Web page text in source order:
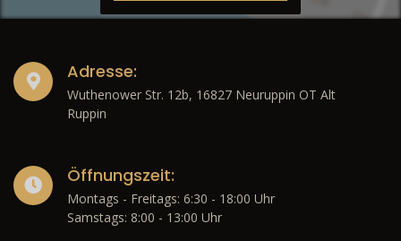
Adresse:
Wuthenower Str. 12b, 16827 Neuruppin OT Alt
Ruppin
Öffnungszeit:
Montags - Freitags: 6:30 - 18:00 Uhr
Samstags: 8:00 - 13:00 Uhr